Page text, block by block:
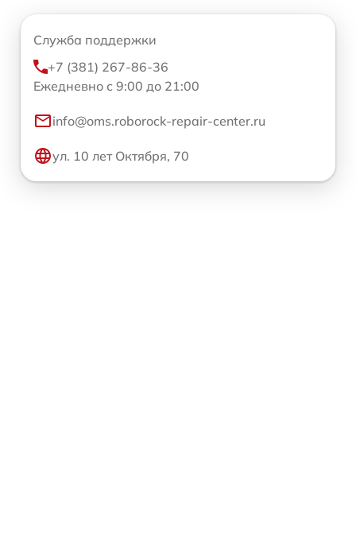
Служба поддержки
+7 (381) 267-86-36
Ежедневно с 9:00 до 21:00
info@oms.roborock-repair-center.ru
ул. 10 лет Октября, 70